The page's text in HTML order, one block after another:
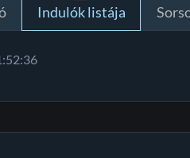
Indulók listája